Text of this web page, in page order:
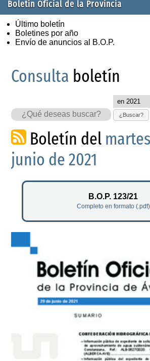
Boletín Oficial de la Provincia
Último boletín
Boletines por año
Envío de anuncios al B.O.P.
Consulta boletín
¿Buscar?
Boletín del
junio de 2021
B.O.P. 123/21
Completo en formato (.pdf)